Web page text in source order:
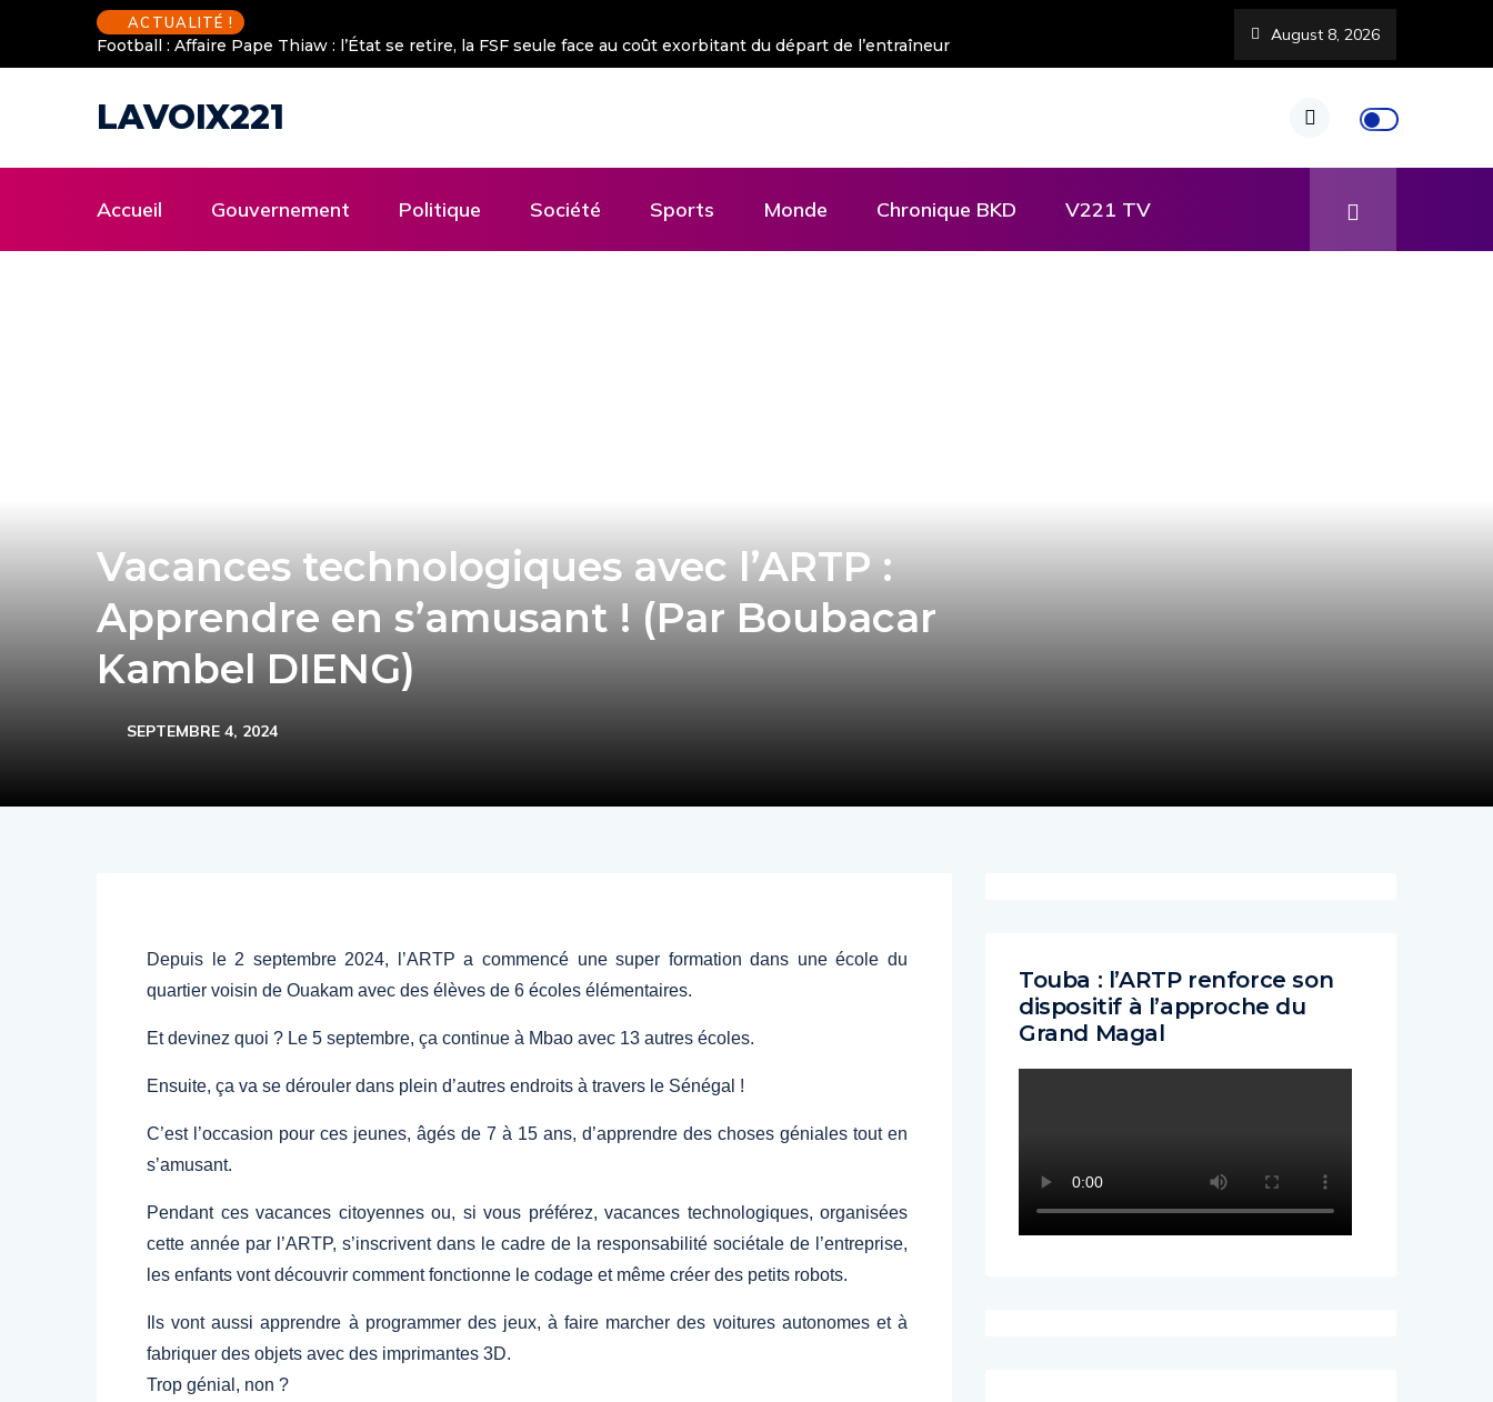
ACTUALITÉ !
Football : Affaire Pape Thiaw : l’État se retire, la FSF seule face au coût exorbitant du départ de l’entraîneur
August 8, 2026
LAVOIX221
Accueil Gouvernement Politique Société Sports Monde Chronique BKD V221 TV
Vacances technologiques avec l’ARTP :
Apprendre en s’amusant ! (Par Boubacar
Kambel DIENG)
SEPTEMBRE 4, 2024
Depuis le 2 septembre 2024, l’ARTP a commencé une super formation dans une école du
quartier voisin de Ouakam avec des élèves de 6 écoles élémentaires.
Et devinez quoi ? Le 5 septembre, ça continue à Mbao avec 13 autres écoles.
Ensuite, ça va se dérouler dans plein d’autres endroits à travers le Sénégal !
C’est l’occasion pour ces jeunes, âgés de 7 à 15 ans, d’apprendre des choses géniales tout en
s’amusant.
Pendant ces vacances citoyennes ou, si vous préférez, vacances technologiques, organisées
cette année par l’ARTP, s’inscrivent dans le cadre de la responsabilité sociétale de l’entreprise,
les enfants vont découvrir comment fonctionne le codage et même créer des petits robots.
Ils vont aussi apprendre à programmer des jeux, à faire marcher des voitures autonomes et à
fabriquer des objets avec des imprimantes 3D.
Trop génial, non ?
Touba : l’ARTP renforce son
dispositif à l’approche du
Grand Magal